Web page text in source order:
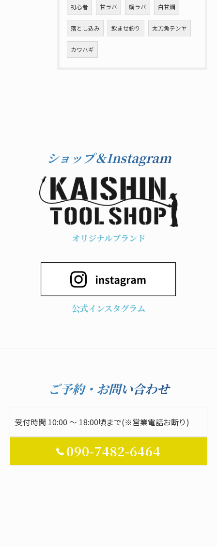
初心者 甘ラバ 鯛ラバ 白甘鯛
落とし込み 飲ませ釣り 太刀魚テンヤ
カワハギ
ショップ＆Instagram
オリジナルブランド
公式インスタグラム
ご予約・お問い合わせ
受付時間 10:00 ～ 18:00頃まで(※営業電話お断り)
090-7482-6464